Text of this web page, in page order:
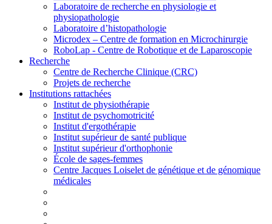
Laboratoire de recherche en physiologie et
physiopathologie
Laboratoire d’histopathologie
Microdex – Centre de formation en Microchirurgie
RoboLap - Centre de Robotique et de Laparoscopie
Recherche
Centre de Recherche Clinique (CRC)
Projets de recherche
Institutions rattachées
Institut de physiothérapie
Institut de psychomotricité
Institut d'ergothérapie
Institut supérieur de santé publique
Institut supérieur d'orthophonie
École de sages-femmes
Centre Jacques Loiselet de génétique et de génomique
médicales